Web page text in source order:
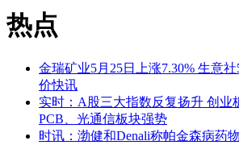
热点
金瑞矿业5月25日上涨7.30% 生意
价快讯
实时：A股三大指数反复扬升 创业
PCB、光通信板块强势
时讯：渤健和Denali称帕金森病药